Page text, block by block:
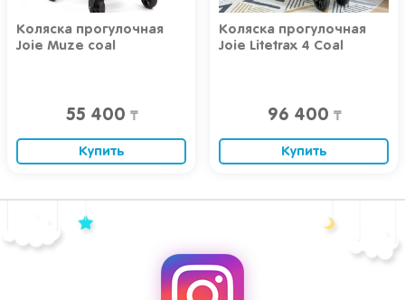
Коляска прогулочная
Joie Muze coal
55 400 ₸
Купить
Коляска прогулочная
Joie Litetrax 4 Coal
96 400 ₸
Купить